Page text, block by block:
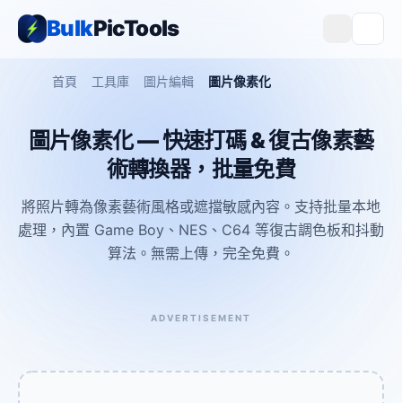
BulkPicTools
首頁 工具庫 圖片編輯 圖片像素化
圖片像素化 — 快速打碼 & 復古像素藝
術轉換器，批量免費
將照片轉為像素藝術風格或遮擋敏感內容。支持批量本地
處理，內置 Game Boy、NES、C64 等復古調色板和抖動
算法。無需上傳，完全免費。
ADVERTISEMENT